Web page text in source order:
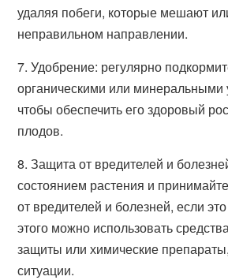
удаляя побеги, которые мешают
неправильном направлении.
7. Удобрение: регулярно
органическими или минеральными
чтобы обеспечить его здоровый
плодов.
8. Защита от вредителей и
состоянием растения и
от вредителей и болезней, если
этого можно использовать
защиты или химические
ситуации.